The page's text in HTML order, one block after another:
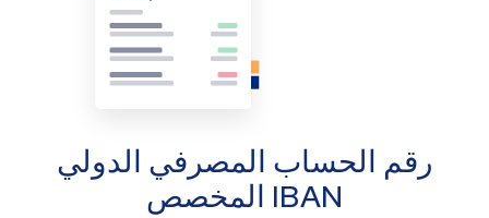
رقم الحساب المصرفي الدولي
IBAN المخصص